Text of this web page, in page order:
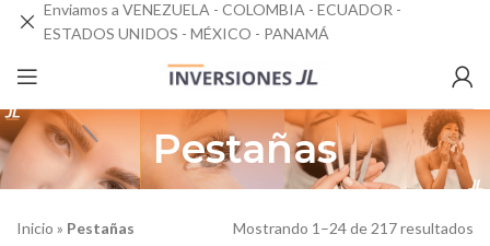
Pestañas
Inicio » Pestañas Mostrando 1–24 de 217 resultados
Enviamos a VENEZUELA - COLOMBIA - ECUADOR -
ESTADOS UNIDOS - MÉXICO - PANAMÁ